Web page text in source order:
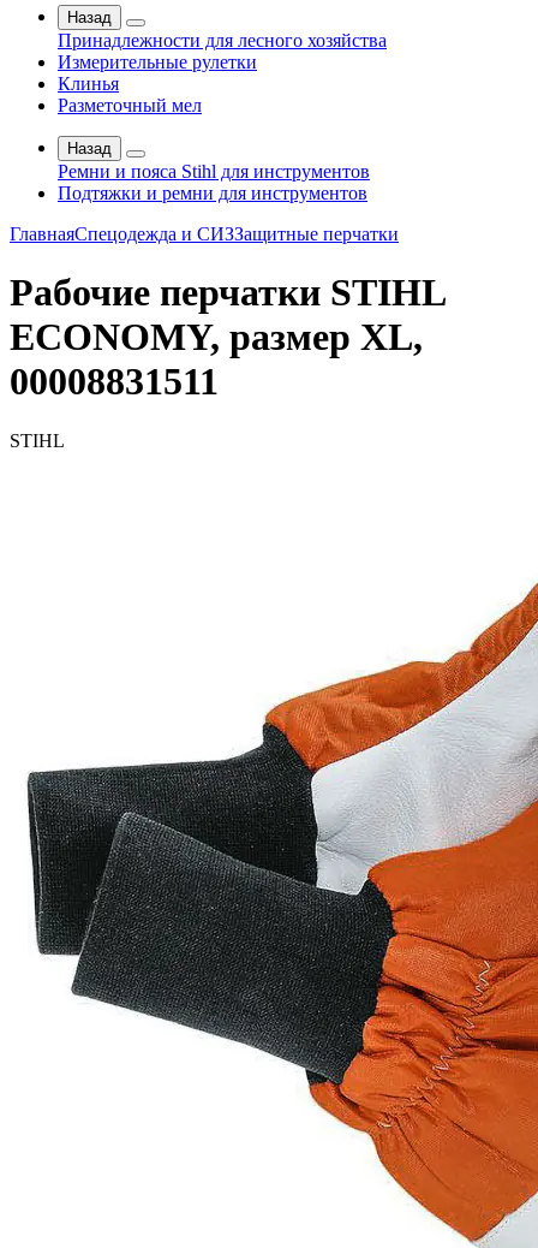
Назад
Принадлежности для лесного хозяйства
Измерительные рулетки
Клинья
Разметочный мел
Назад
Ремни и пояса Stihl для инструментов
Подтяжки и ремни для инструментов
ГлавнаяСпецодежда и СИЗЗащитные перчатки
Рабочие перчатки STIHL
ECONOMY, размер XL,
00008831511
STIHL